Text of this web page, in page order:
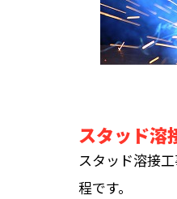
スタッド溶
スタッド溶接
程です。